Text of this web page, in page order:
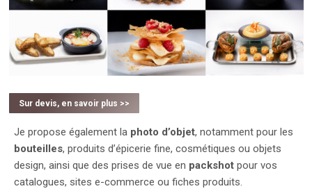
Sur devis, en savoir plus >>
Je propose également la photo d’objet, notamment pour les
bouteilles, produits d’épicerie fine, cosmétiques ou objets
design, ainsi que des prises de vue en packshot pour vos
catalogues, sites e-commerce ou fiches produits.